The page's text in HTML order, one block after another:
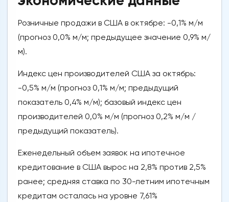
Розничные продажи в США в октябре: -0,1% м/м
(прогноз 0,0% м/м; предыдущее значение 0,9% м/
м).
Индекс цен производителей США за октябрь:
-0,5% м/м (прогноз 0,1% м/м; предыдущий
показатель 0,4% м/м); базовый индекс цен
производителей 0,0% м/м (прогноз 0,2% м/м /
предыдущий показатель).
Еженедельный объем заявок на ипотечное
кредитование в США вырос на 2,8% против 2,5%
ранее; средняя ставка по 30-летним ипотечным
кредитам осталась на уровне 7,61%